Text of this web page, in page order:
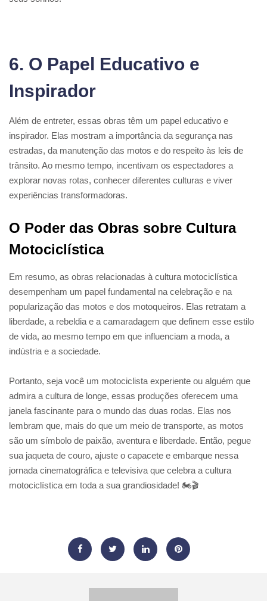
6. O Papel Educativo e
Inspirador
Além de entreter, essas obras têm um papel educativo e
inspirador. Elas mostram a importância da segurança nas
estradas, da manutenção das motos e do respeito às leis de
trânsito. Ao mesmo tempo, incentivam os espectadores a
explorar novas rotas, conhecer diferentes culturas e viver
experiências transformadoras.
O Poder das Obras sobre Cultura
Motociclística
Em resumo, as obras relacionadas à cultura motociclística
desempenham um papel fundamental na celebração e na
popularização das motos e dos motoqueiros. Elas retratam a
liberdade, a rebeldia e a camaradagem que definem esse estilo
de vida, ao mesmo tempo em que influenciam a moda, a
indústria e a sociedade.
Portanto, seja você um motociclista experiente ou alguém que
admira a cultura de longe, essas produções oferecem uma
janela fascinante para o mundo das duas rodas. Elas nos
lembram que, mais do que um meio de transporte, as motos
são um símbolo de paixão, aventura e liberdade. Então, pegue
sua jaqueta de couro, ajuste o capacete e embarque nessa
jornada cinematográfica e televisiva que celebra a cultura
motociclística em toda a sua grandiosidade! 🏍️🎬